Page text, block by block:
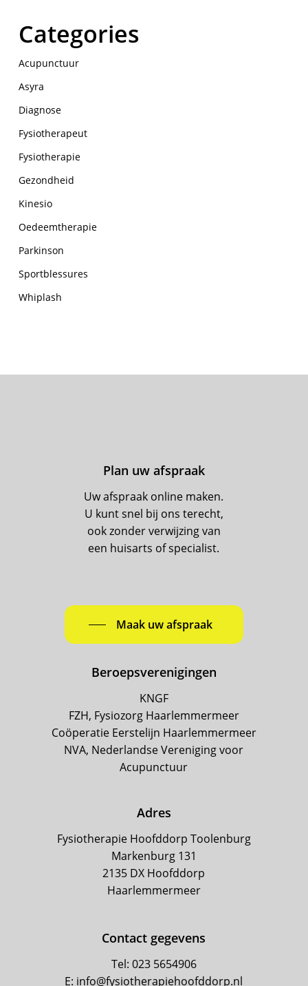
Categories
Acupunctuur
Asyra
Diagnose
Fysiotherapeut
Fysiotherapie
Gezondheid
Kinesio
Oedeemtherapie
Parkinson
Sportblessures
Whiplash
Plan uw afspraak
Uw afspraak online maken.
U kunt snel bij ons terecht,
ook zonder verwijzing van
een huisarts of specialist.
Maak uw afspraak
Beroepsverenigingen
KNGF
FZH, Fysiozorg Haarlemmermeer
Coöperatie Eerstelijn Haarlemmermeer
NVA, Nederlandse Vereniging voor
Acupunctuur
Adres
Fysiotherapie Hoofddorp Toolenburg
Markenburg 131
2135 DX Hoofddorp
Haarlemmermeer
Contact gegevens
Tel: 023 5654906
E: info@fysiotherapiehoofddorp.nl